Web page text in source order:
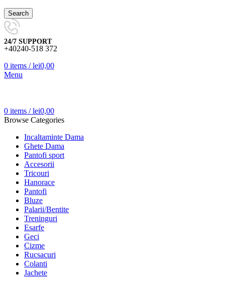
Search
24/7 SUPPORT
+40240-518 372
0 items / lei0,00
Menu
0 items / lei0,00
Browse Categories
Incaltaminte Dama
Ghete Dama
Pantofi sport
Accesorii
Tricouri
Hanorace
Pantofi
Bluze
Palarii/Bentite
Treninguri
Esarfe
Geci
Cizme
Rucsacuri
Colanti
Jachete